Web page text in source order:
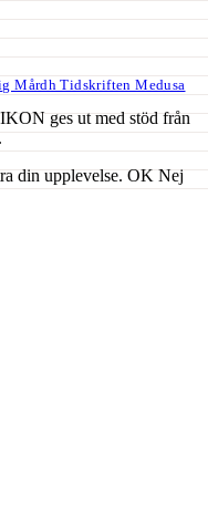
Mårdh Tidskriften Medusa
ges ut med stöd från
din upplevelse.OK Nej